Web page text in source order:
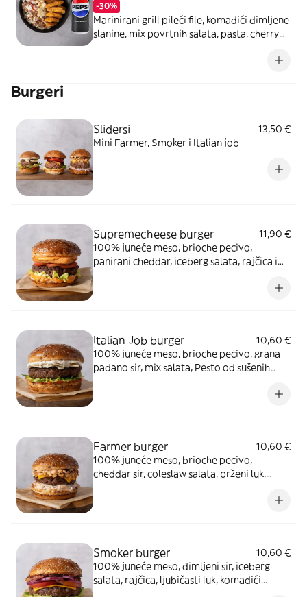
-30%
Marinirani grill pileći file, komadići dimljene
slanine, mix povrtnih salata, pasta, cherry
Burgeri
Slidersi
13,50 €
Mini Farmer, Smoker i Italian job
Supremecheese burger
11,90 €
100% juneće meso, brioche pecivo,
panirani cheddar, iceberg salata, rajčica i
Italian Job burger
10,60 €
100% juneće meso, brioche pecivo, grana
padano sir, mix salata, Pesto od sušenih
Farmer burger
10,60 €
100% juneće meso, brioche pecivo,
cheddar sir, coleslaw salata, prženi luk,
Smoker burger
10,60 €
100% juneće meso, dimljeni sir, iceberg
salata, rajčica, ljubičasti luk, komadići